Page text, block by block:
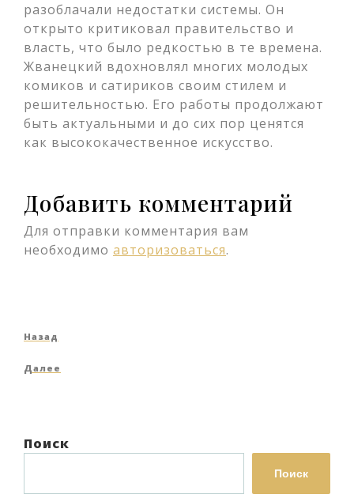
разоблачали недостатки системы. Он
открыто критиковал правительство и
власть, что было редкостью в те времена.
Жванецкий вдохновлял многих молодых
комиков и сатириков своим стилем и
решительностью. Его работы продолжают
быть актуальными и до сих пор ценятся
как высококачественное искусство.
Добавить комментарий
Для отправки комментария вам
необходимо авторизоваться.
Навигация
по
Предыдущая
Назад
Следующая
Далее
Поиск
Поиск